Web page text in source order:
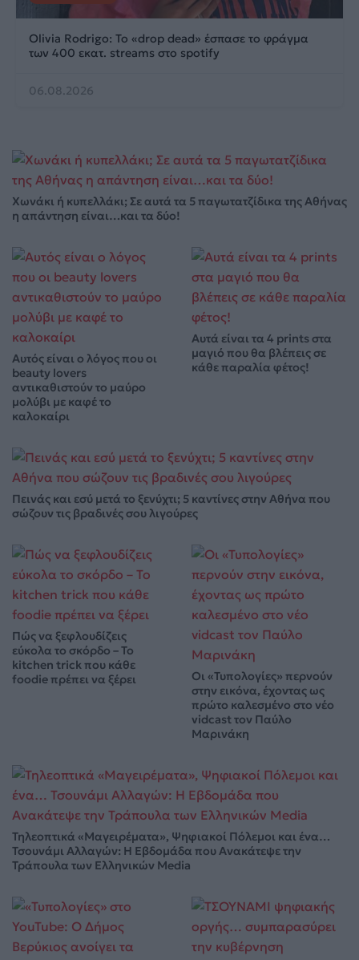
Olivia Rodrigo: To «drop dead» έσπασε το φράγμα
των 400 εκατ. streams στο spotify
06.08.2026
Χωνάκι ή κυπελλάκι; Σε αυτά τα 5 παγωτατζίδικα της Αθήνας
η απάντηση είναι…και τα δύο!
Αυτός είναι ο λόγος που οι
beauty lovers
αντικαθιστούν το μαύρο
μολύβι με καφέ το
καλοκαίρι
Αυτά είναι τα 4 prints στα
μαγιό που θα βλέπεις σε
κάθε παραλία φέτος!
Πεινάς και εσύ μετά το ξενύχτι; 5 καντίνες στην Αθήνα που
σώζουν τις βραδινές σου λιγούρες
Πώς να ξεφλουδίζεις
εύκολα το σκόρδο – Το
kitchen trick που κάθε
foodie πρέπει να ξέρει
Οι «Τυπολογίες» περνούν
στην εικόνα, έχοντας ως
πρώτο καλεσμένο στο νέο
vidcast τον Παύλο
Μαρινάκη
Τηλεοπτικά «Μαγειρέματα», Ψηφιακοί Πόλεμοι και ένα…
Τσουνάμι Αλλαγών: Η Εβδομάδα που Ανακάτεψε την
Τράπουλα των Ελληνικών Media